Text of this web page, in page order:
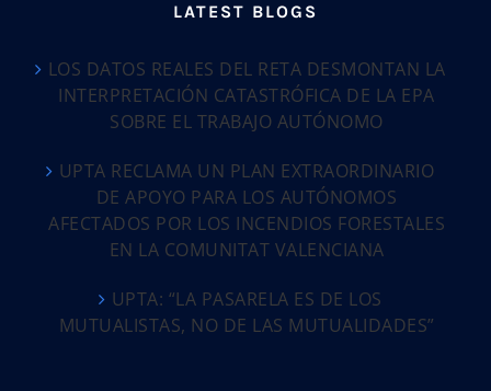
LATEST BLOGS
LOS DATOS REALES DEL RETA DESMONTAN LA
INTERPRETACIÓN CATASTRÓFICA DE LA EPA
SOBRE EL TRABAJO AUTÓNOMO
UPTA RECLAMA UN PLAN EXTRAORDINARIO
DE APOYO PARA LOS AUTÓNOMOS
AFECTADOS POR LOS INCENDIOS FORESTALES
EN LA COMUNITAT VALENCIANA
UPTA: “LA PASARELA ES DE LOS
MUTUALISTAS, NO DE LAS MUTUALIDADES”